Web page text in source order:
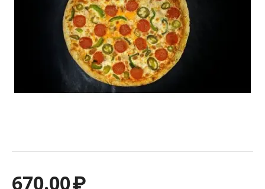
670.00₽